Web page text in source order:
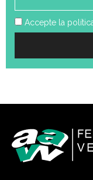
Accepte la